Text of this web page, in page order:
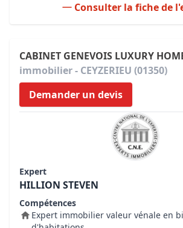
Consulter la fiche de
CABINET GENEVOIS LUXURY
immobilier - CEYZERIEU (01350)
Demander un devis
Expert
HILLION STEVEN
Compétences
Expert immobilier valeur vénale en